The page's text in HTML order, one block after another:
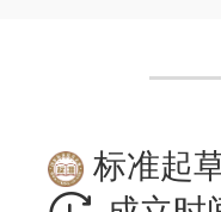
标准起